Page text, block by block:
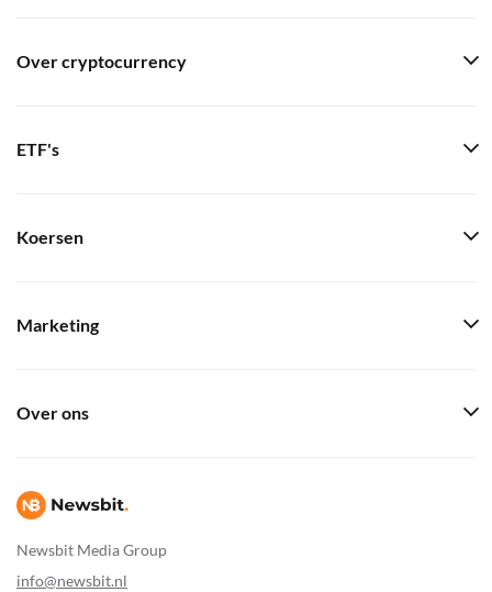
Newsbit Media Group
info@newsbit.nl
Over cryptocurrency
ETF's
Koersen
Marketing
Over ons